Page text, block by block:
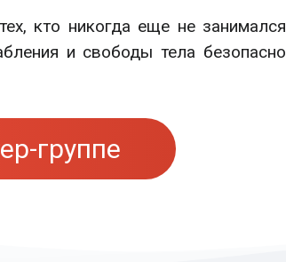
кто никогда еще не занимался
и свободы тела безопасно
группе